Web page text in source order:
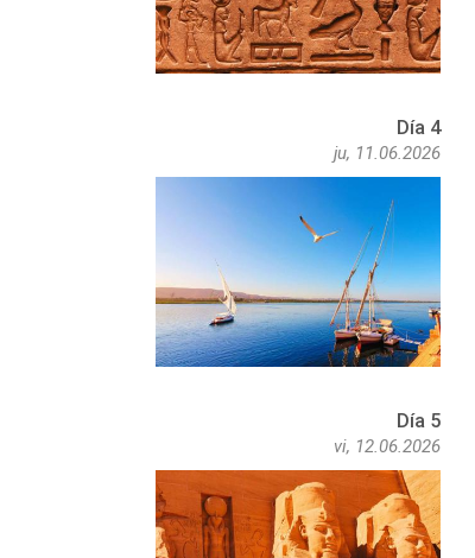
Día 4
ju, 11.06.2026
Día 5
vi, 12.06.2026